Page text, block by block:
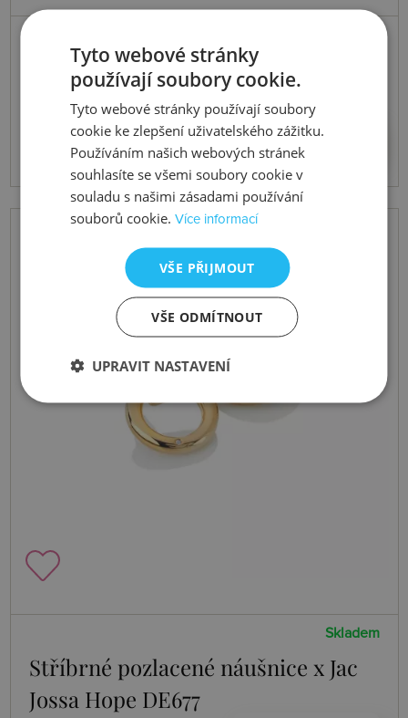
Stříbrné pozlacené náušnice x Jac
Jossa Hope DE676
5574 Kč
Koupit
Skladem
Stříbrné pozlacené náušnice x Jac
Jossa Hope DE677
Tyto webové stránky
používají soubory cookie.
Tyto webové stránky používají soubory
cookie ke zlepšení uživatelského zážitku.
Používáním našich webových stránek
souhlasíte se všemi soubory cookie v
souladu s našimi zásadami používání
souborů cookie.Více informací
VŠE PŘIJMOUT
VŠE ODMÍTNOUT
UPRAVIT NASTAVENÍ